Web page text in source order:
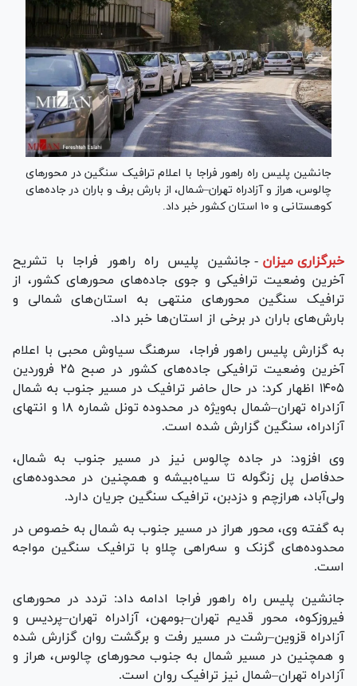
جانشین پلیس راه راهور فراجا با اعلام ترافیک سنگین در محورهای
چالوس، هراز و آزادراه تهران–شمال، از بارش برف و باران در جاده‌های
کوهستانی و ۱۰ استان کشور خبر داد.
خبرگزاری میزان - جانشین پلیس راه راهور فراجا با تشریح
آخرین وضعیت ترافیکی و جوی جاده‌های محور‌های کشور، از
ترافیک سنگین محور‌های منتهی به استان‌های شمالی و
بارش‌های باران در برخی از استان‌ها خبر داد.
به گزارش پلیس راهور فراجا، سرهنگ سیاوش محبی با اعلام
آخرین وضعیت ترافیکی جاده‌های کشور در صبح ۲۵ فروردین
۱۴۰۵ اظهار کرد: در حال حاضر ترافیک در مسیر جنوب به شمال
آزادراه تهران–شمال به‌ویژه در محدوده تونل شماره ۱۸ و انتهای
آزادراه، سنگین گزارش شده است.
وی افزود: در جاده چالوس نیز در مسیر جنوب به شمال،
حدفاصل پل زنگوله تا سیاه‌بیشه و همچنین در محدوده‌های
ولی‌آباد، هرازچم و دزدبن، ترافیک سنگین جریان دارد.
به گفته وی، محور هراز در مسیر جنوب به شمال به خصوص در
محدوده‌های گزنک و سه‌راهی چلاو با ترافیک سنگین مواجه
است.
جانشین پلیس راه راهور فراجا ادامه داد: تردد در محور‌های
فیروزکوه، محور قدیم تهران–بومهن، آزادراه تهران–پردیس و
آزادراه قزوین–رشت در مسیر رفت و برگشت روان گزارش شده
و همچنین در مسیر شمال به جنوب محور‌های چالوس، هراز و
آزادراه تهران–شمال نیز ترافیک روان است.